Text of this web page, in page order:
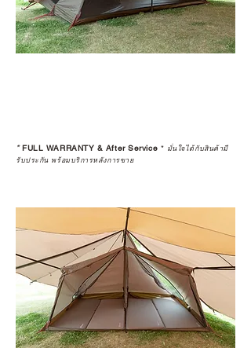
*FULL WARRANTY & After Service * มั่นใจได้กับสินค้ามี
รับประกัน พร้อมบริการหลังการขาย